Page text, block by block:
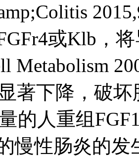
或Klb，
Metabolism
著下降，破
的人重组
慢性肠炎的发